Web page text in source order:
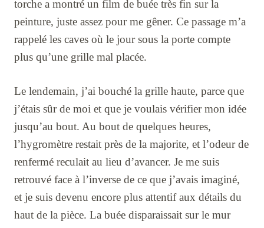
torche a montré un film de buée très fin sur la
peinture, juste assez pour me gêner. Ce passage m’a
rappelé les caves où le jour sous la porte compte
plus qu’une grille mal placée.
Le lendemain, j’ai bouché la grille haute, parce que
j’étais sûr de moi et que je voulais vérifier mon idée
jusqu’au bout. Au bout de quelques heures,
l’hygromètre restait près de la majorite, et l’odeur de
renfermé reculait au lieu d’avancer. Je me suis
retrouvé face à l’inverse de ce que j’avais imaginé,
et je suis devenu encore plus attentif aux détails du
haut de la pièce. La buée disparaissait sur le mur